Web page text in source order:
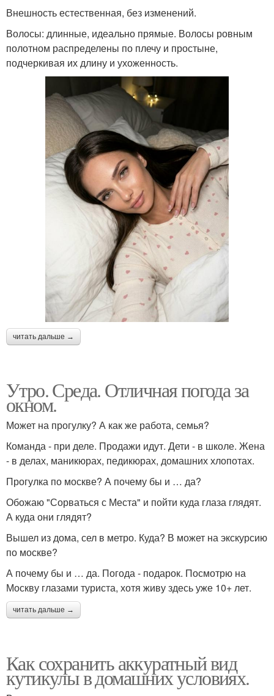
Внешность естественная, без изменений.
Волосы: длинные, идеально прямые. Волосы ровным
полотном распределены по плечу и простыне,
подчеркивая их длину и ухоженность.
читать дальше →
Утро. Среда. Отличная погода за
окном.
Может на прогулку? А как же работа, семья?
Команда - при деле. Продажи идут. Дети - в школе. Жена
- в делах, маникюрах, педикюрах, домашних хлопотах.
Прогулка по москве? А почему бы и … да?
Обожаю "Сорваться с Места" и пойти куда глаза глядят.
А куда они глядят?
Вышел из дома, сел в метро. Куда? В может на экскурсию
по москве?
А почему бы и … да. Погода - подарок. Посмотрю на
Москву глазами туриста, хотя живу здесь уже 10+ лет.
читать дальше →
Как сохранить аккуратный вид
кутикулы в домашних условиях.